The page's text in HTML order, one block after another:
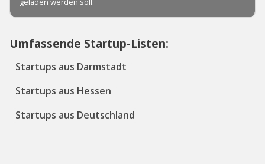
Umfassende Startup-Listen:
Startups aus Darmstadt
Startups aus Hessen
Startups aus Deutschland